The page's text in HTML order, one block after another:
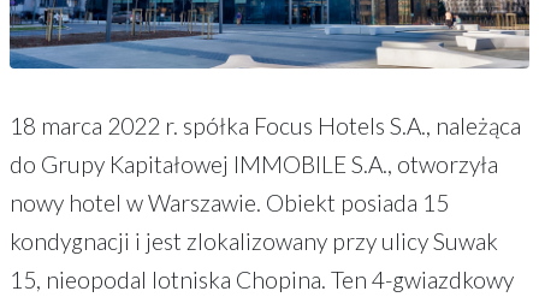
18 marca 2022 r. spółka Focus Hotels S.A., należąca
do Grupy Kapitałowej IMMOBILE S.A., otworzyła
nowy hotel w Warszawie. Obiekt posiada 15
kondygnacji i jest zlokalizowany przy ulicy Suwak
15, nieopodal lotniska Chopina. Ten 4-gwiazdkowy